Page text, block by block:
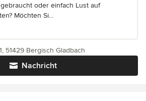
oder einfach Lust auf
Möchten Si...
Nachricht
51429 Bergisch Gladbach